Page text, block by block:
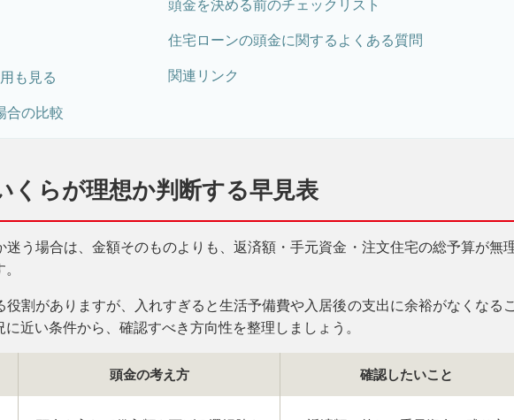
も見る
合の比較
頭金を決める前のチェックリスト
住宅ローンの頭金に関するよくある質問
関連リンク
くらが理想か判断する早見表
う場合は、金額そのものよりも、返済額・手元資金・注文住宅の総予算が無
割がありますが、入れすぎると生活予備費や入居後の支出に余裕がなくなる
近い条件から、確認すべき方向性を整理しましょう。
頭金の考え方 確認したいこと